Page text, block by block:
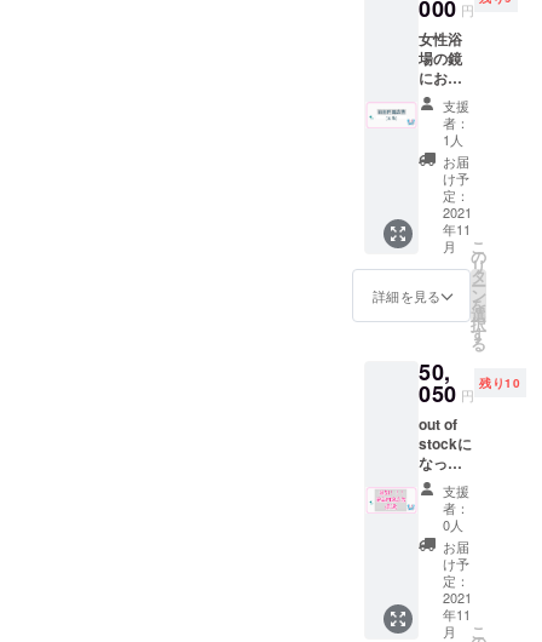
す。 ※
送料は
プロ
ジェク
トオー
ナー負
担とな
りま
す。 返
礼品の
詳細は
各リ
ターン
でご確
い。
月中頃
を予定
してお
りま
す。 ※
送料は
プロ
ジェク
トオー
ナー負
担とな
りま
す。
酒類の
販売が
可能の
場合）
但し未
成年の
方はソ
フトド
リンク
のみの
ご注文
に限り
ます。
※先着順
で2021
年8月〜
か土曜
日のい
になり
ます。
※１度に
男女合
わせて
上限14
名まで
の入場
となり
ます。
※混浴
きま
す。 ※
ドリン
ク券は
過去に
使用し
てい
た”サウ
ナ100円
引き
券”を代
用致し
ます。
※ドリン
ク券は
（使用
時に喫
茶での
酒類の
販売が
可能の
場合）
但し未
成年の
方はソ
フトド
リンク
のみの
ご注文
000 円
女性浴
場の鏡
にお好
きな広
告を入
れる権
利で
す。 企
業、お
店、個
人の活
（YouT
ubeや
SNS）
の宣伝
いくだ
さい。
初回
サービ
スとし
て、契
約期間
は取り
付けか
ら１年
間のと
ころ２
年間と
なりま
支援
者：
1人
お届
け予
定：
2021
年11
月
詳細を見る
こ
の
リ
タ
ー
ン
を
選
択
す
る
50,
050 円
残り10
out of
stockに
なって
いたこ
ちらの
プラン
を追加
致しま
した。
リター
ン品の
内容は
支援
者：
0人
お届
け予
定：
2021
年11
月
こ